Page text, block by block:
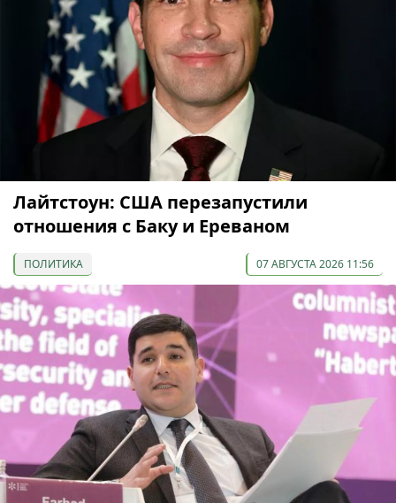
Лайтстоун: США перезапустили
отношения с Баку и Ереваном
ПОЛИТИКА 07 АВГУСТА 2026 11:56